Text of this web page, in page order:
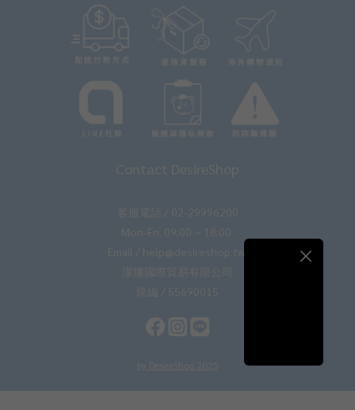
Contact DesireShop
客服電話 / 02-29996200
Mon-Fri. 09:00 ~ 18:00
Email / help@desireshop.tw
潔娜國際貿易有限公司
統編 / 55690015
by DesireShop 2025